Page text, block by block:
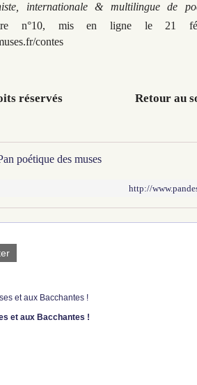
internationale & multilingue de
n°10, mis en ligne le 21
contes
réservés Retour au
poétique des muses
http://
et aux Bacchantes !